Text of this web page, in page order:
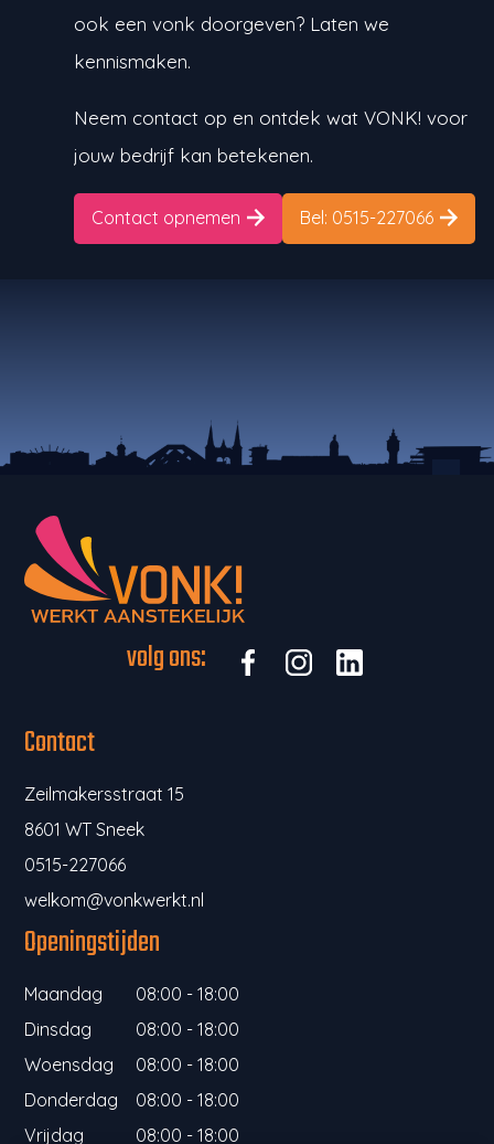
ook een vonk doorgeven? Laten we
kennismaken.
Neem contact op en ontdek wat VONK! voor
jouw bedrijf kan betekenen.
Contact opnemen Bel: 0515-227066
volg ons:
Contact
Zeilmakersstraat 15
8601 WT Sneek
0515-227066
welkom@vonkwerkt.nl
Openingstijden
Maandag
08:00 - 18:00
Dinsdag
08:00 - 18:00
Woensdag
08:00 - 18:00
Donderdag
08:00 - 18:00
Vrijdag
08:00 - 18:00